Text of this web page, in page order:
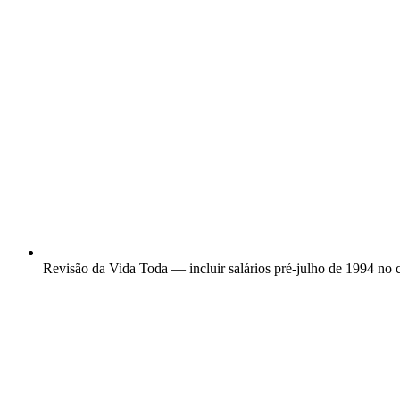
Revisão da Vida Toda — incluir salários pré-julho de 1994 no